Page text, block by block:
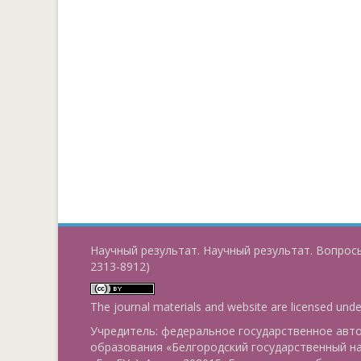
Научный результат. Научный результат.
2313-8912)
The journal materials and website are licensed
Учредитель: федеральное государственное
образования «Белгородский государственный